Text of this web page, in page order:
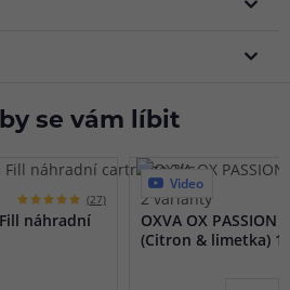
se vám líbit
(27)
náhradní
Video
2 varianty
OXVA OX
(Citron & limetka)